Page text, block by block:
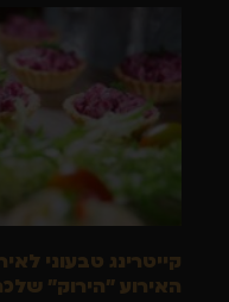
קייטרינג טבעוני
האירוע "הירוק"